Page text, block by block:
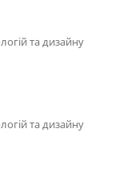
та дизайну
та дизайну